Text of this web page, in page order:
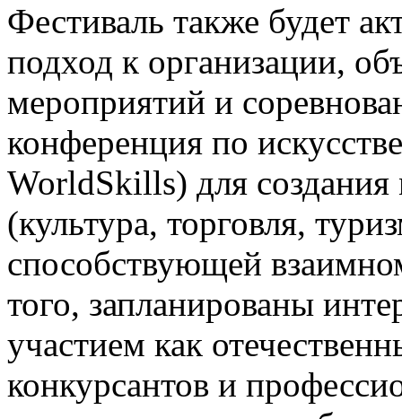
Фестиваль также будет
подход к организации,
мероприятий и
конференция по
WorldSkills) для
(культура, торговля,
способствующей
того, запланированы
участием как
конкурсантов и